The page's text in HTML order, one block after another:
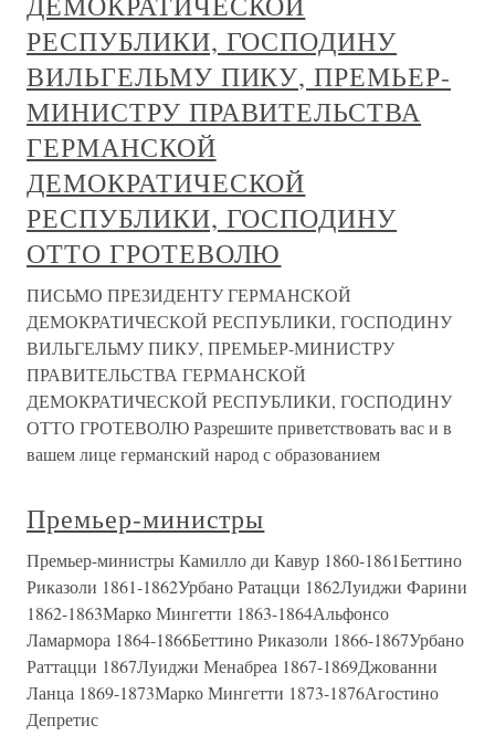
РЕСПУБЛИКИ, ГОСПОДИНУ
ВИЛЬГЕЛЬМУ ПИКУ, ПРЕМЬЕР-
МИНИСТРУ ПРАВИТЕЛЬСТВА
ГЕРМАНСКОЙ
ДЕМОКРАТИЧЕСКОЙ
РЕСПУБЛИКИ, ГОСПОДИНУ
ОТТО ГРОТЕВОЛЮ
ПИСЬМО ПРЕЗИДЕНТУ ГЕРМАНСКОЙ
ДЕМОКРАТИЧЕСКОЙ РЕСПУБЛИКИ, ГОСПОДИНУ
ВИЛЬГЕЛЬМУ ПИКУ, ПРЕМЬЕР-МИНИСТРУ
ПРАВИТЕЛЬСТВА ГЕРМАНСКОЙ
ДЕМОКРАТИЧЕСКОЙ РЕСПУБЛИКИ, ГОСПОДИНУ
ОТТО ГРОТЕВОЛЮ Разрешите приветствовать вас и в
вашем лице германский народ с образованием
Премьер-министры
Премьер-министры Камилло ди Кавур 1860-1861Беттино
Риказоли 1861-1862Урбано Ратацци 1862Луиджи Фарини
1862-1863Марко Мингетти 1863-1864Альфонсо
Ламармора 1864-1866Беттино Риказоли 1866-1867Урбано
Раттацци 1867Луиджи Менабреа 1867-1869Джованни
Ланца 1869-1873Марко Мингетти 1873-1876Агостино
Депретис